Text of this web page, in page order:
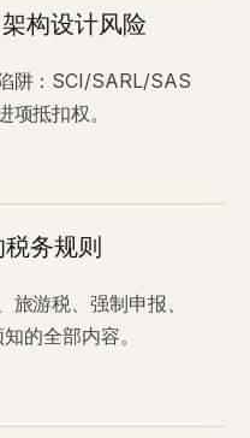
构设计风险
阱：SCI/SARL/SAS
抵扣权。
务规则
游税、强制申报、
的全部内容。